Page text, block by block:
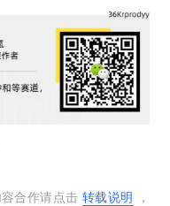
合作请点击 转载说明 ，